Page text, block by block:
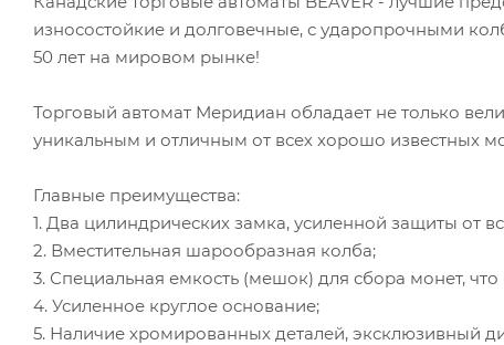
износостойкие и долговечные, с ударопрочными
50 лет на мировом рынке!
Торговый автомат Меридиан обладает не только
уникальным и отличным от всех хорошо известных
Главные преимущества:
1. Два цилиндрических замка, усиленной защиты от
2. Вместительная шарообразная колба;
3. Специальная емкость (мешок) для сбора монет,
4. Усиленное круглое основание;
5. Наличие хромированных деталей, эксклюзивный